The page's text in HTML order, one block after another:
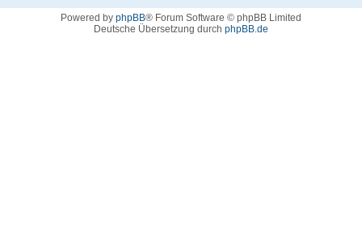
Powered by phpBB® Forum Software © phpBB Limited
Deutsche Übersetzung durch phpBB.de